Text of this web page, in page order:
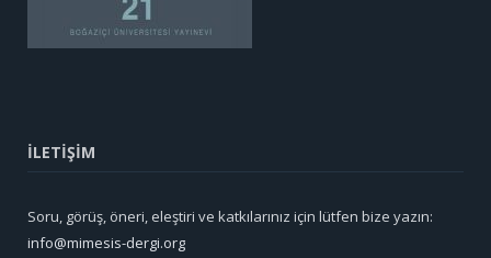
İLETİŞİM
Soru, görüş, öneri, eleştiri ve katkılarınız için lütfen bize yazın:
info@mimesis-dergi.org